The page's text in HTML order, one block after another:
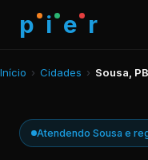
p i e r
Início › Cidades › Sousa, PB
Atendendo Sousa e